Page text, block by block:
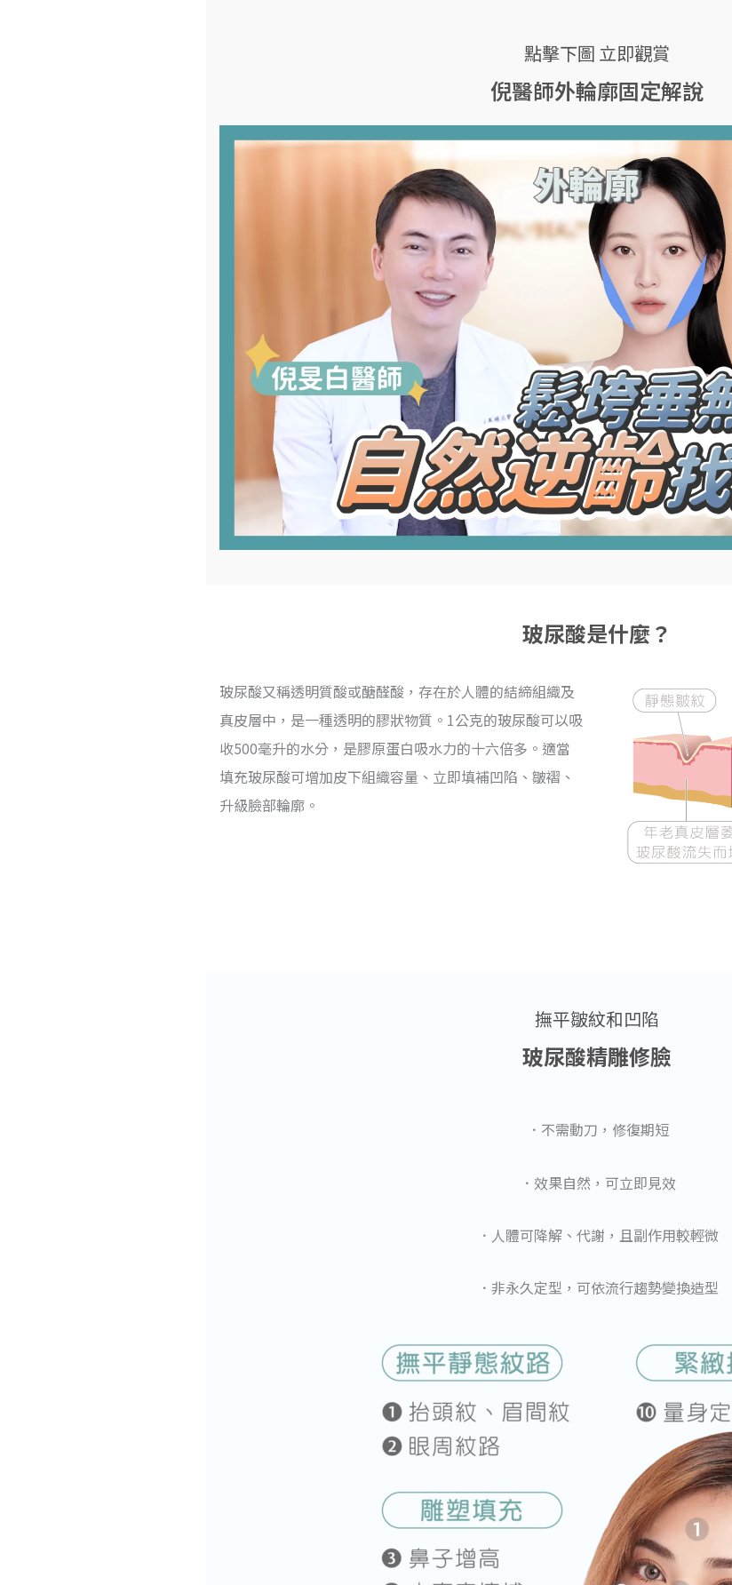
點擊下圖 立即觀賞
倪醫師外輪廓固定解說
玻尿酸是什麼？
玻尿酸又稱透明質酸或醣醛酸，存在於人體的結締組織及
真皮層中，是一種透明的膠狀物質。 1公克的玻尿酸可以吸
收500毫升的水分，是膠原蛋白吸水力的十六倍多。 適當
填充玻尿酸可增加皮下組織容量、立即填補凹陷、皺褶、
升級臉部輪廓。
撫平皺紋和凹陷
玻尿酸精雕修臉
．不需動刀，修復期短
．效果自然，可立即見效
．人體可降解、代謝，且副作用較輕微
．非永久定型，可依流行趨勢變換造型